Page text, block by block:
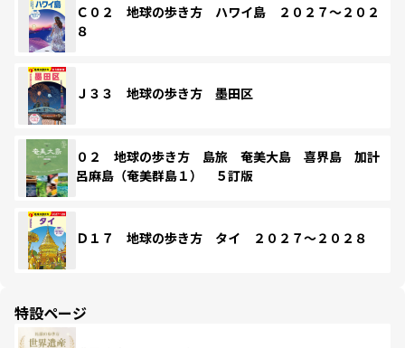
Ｃ０２ 地球の歩き方 ハワイ島 ２０２７～２０２
８
Ｊ３３ 地球の歩き方 墨田区
０２ 地球の歩き方 島旅 奄美大島 喜界島 加計
呂麻島（奄美群島１） ５訂版
Ｄ１７ 地球の歩き方 タイ ２０２７～２０２８
特設ページ